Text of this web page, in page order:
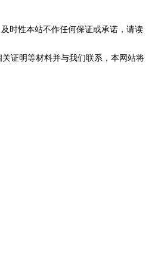
时性本站不作任何保证或承诺，请读
证明等材料并与我们联系，本网站将